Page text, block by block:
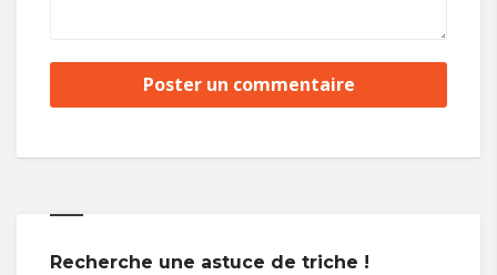
Recherche une astuce de triche !